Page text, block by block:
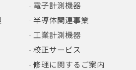
電子計測機器
半導体関連事業
工業計測機器
校正サービス
修理に関するご案内